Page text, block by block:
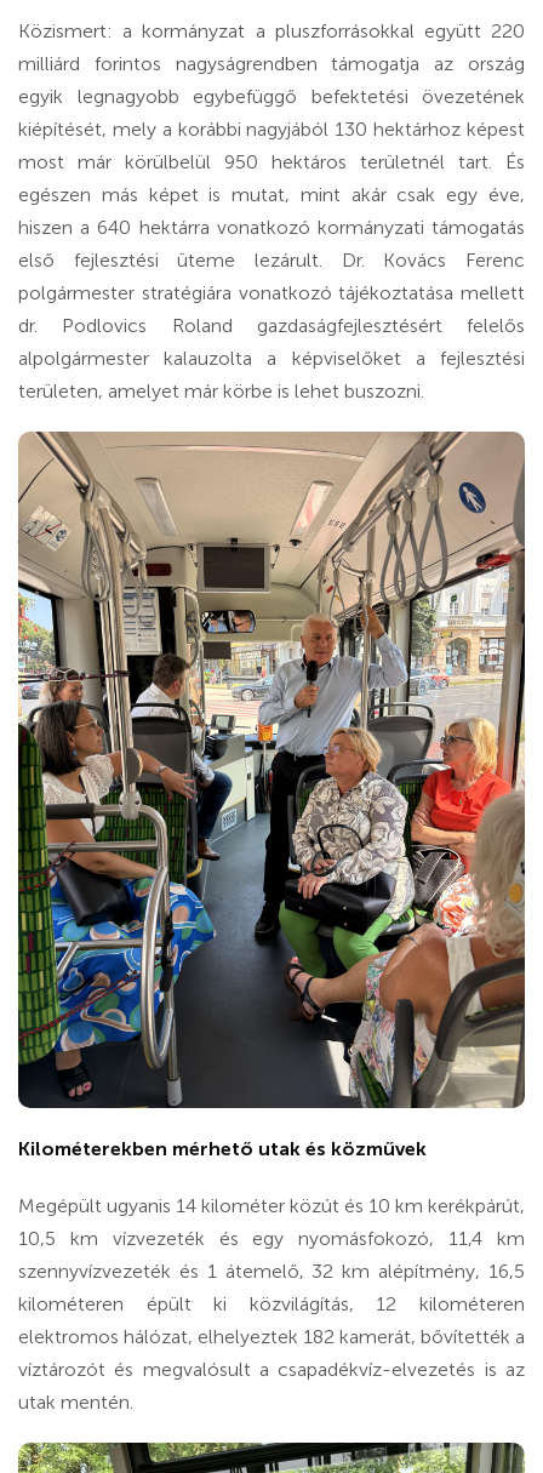
Közismert: a kormányzat a pluszforrásokkal együtt 220
milliárd forintos nagyságrendben támogatja az ország
egyik legnagyobb egybefüggő befektetési övezetének
kiépítését, mely a korábbi nagyjából 130 hektárhoz képest
most már körülbelül 950 hektáros területnél tart. És
egészen más képet is mutat, mint akár csak egy éve,
hiszen a 640 hektárra vonatkozó kormányzati támogatás
első fejlesztési üteme lezárult. Dr. Kovács Ferenc
polgármester stratégiára vonatkozó tájékoztatása mellett
dr. Podlovics Roland gazdaságfejlesztésért felelős
alpolgármester kalauzolta a képviselőket a fejlesztési
területen, amelyet már körbe is lehet buszozni.
Kilométerekben mérhető utak és közművek
Megépült ugyanis 14 kilométer közút és 10 km kerékpárút,
10,5 km vízvezeték és egy nyomásfokozó, 11,4 km
szennyvízvezeték és 1 átemelő, 32 km alépítmény, 16,5
kilométeren épült ki közvilágítás, 12 kilométeren
elektromos hálózat, elhelyeztek 182 kamerát, bővítették a
víztározót és megvalósult a csapadékvíz-elvezetés is az
utak mentén.